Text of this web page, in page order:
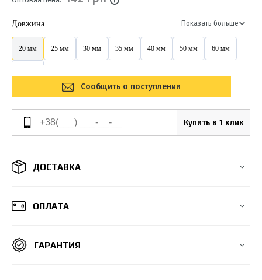
Довжина Показать больше
20 мм 25 мм 30 мм 35 мм 40 мм 50 мм 60 мм
Сообщить о поступлении
Купить в 1 клик
ДОСТАВКА
ОПЛАТА
ГАРАНТИЯ